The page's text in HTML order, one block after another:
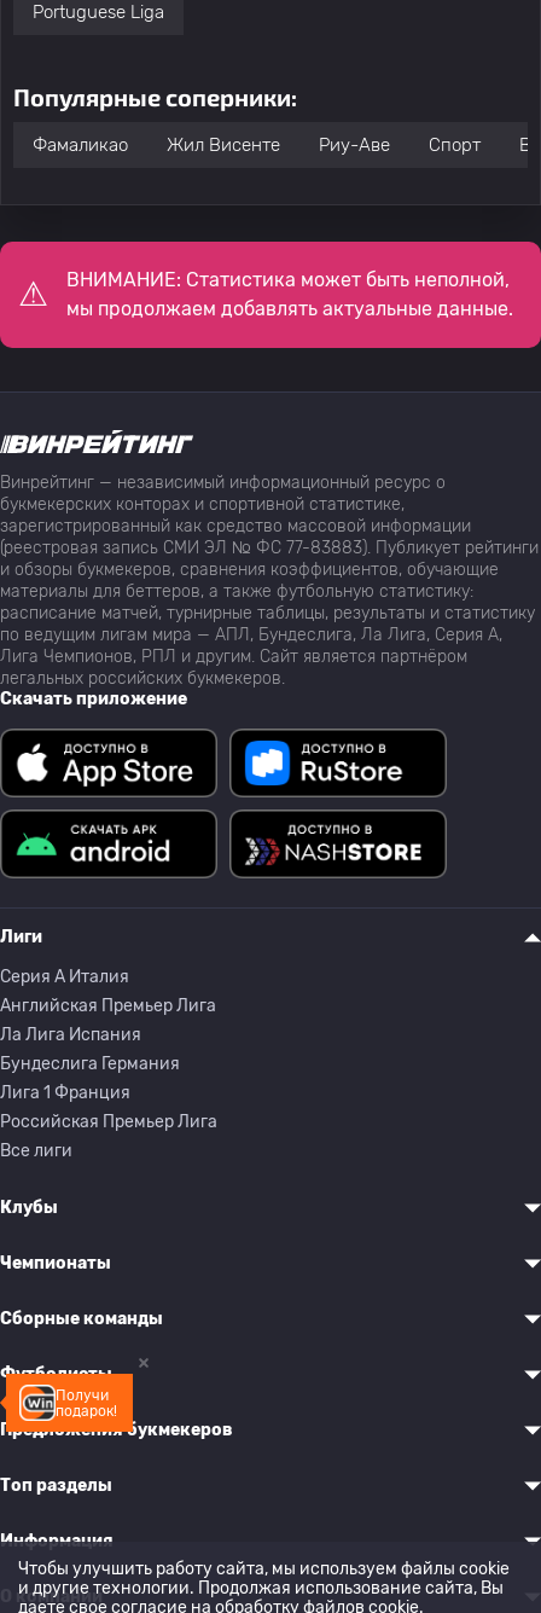
Portuguese Liga
Популярные соперники:
Фамаликао Жил Висенте Риу-Аве Спорт
ВНИМАНИЕ: Статистика может быть неполной,
мы продолжаем добавлять актуальные данные.
Получи
подарок!
Винрейтинг — независимый информационный ресурс о
букмекерских конторах и спортивной статистике,
зарегистрированный как средство массовой информации
(реестровая запись СМИ ЭЛ № ФС 77-83883). Публикует рейтинги
и обзоры букмекеров, сравнения коэффициентов, обучающие
материалы для беттеров, а также футбольную статистику:
расписание матчей, турнирные таблицы, результаты и статистику
по ведущим лигам мира — АПЛ, Бундеслига, Ла Лига, Серия А,
Лига Чемпионов, РПЛ и другим. Сайт является партнёром
легальных российских букмекеров.
Скачать приложение
Лиги
Серия A Италия
Английская Премьер Лига
Ла Лига Испания
Бундеслига Германия
Лига 1 Франция
Российская Премьер Лига
Все лиги
Клубы
Чемпионаты
Сборные команды
Футболисты
Предложения букмекеров
Топ разделы
Информация
О компании
Чтобы улучшить работу сайта, мы используем файлы cookie
и другие технологии. Продолжая использование сайта, Вы
даете свое согласие на обработкуфайлов cookie.